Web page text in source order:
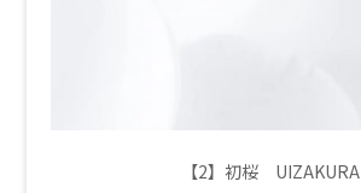
【2】初桜 UIZAKURA